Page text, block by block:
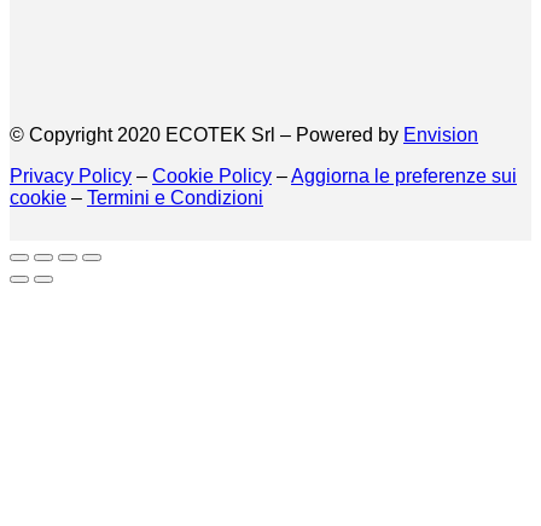
© Copyright 2020 ECOTEK Srl – Powered by Envision
Privacy Policy – Cookie Policy –Aggiorna le preferenze sui
cookie – Termini e Condizioni